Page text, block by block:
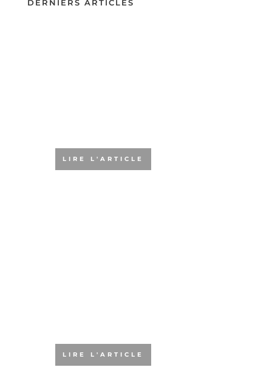
DERNIERS ARTICLES
LIRE L'ARTICLE
LIRE L'ARTICLE